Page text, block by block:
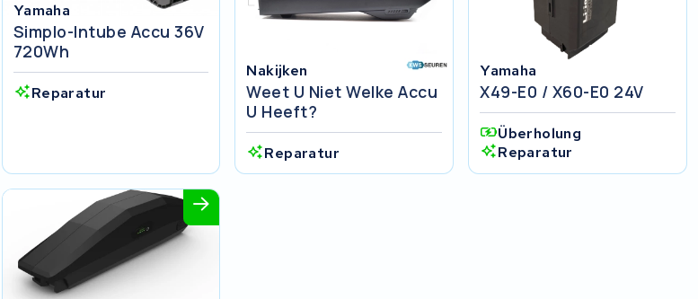
Yamaha
Simplo-Intube Accu 36V
720Wh
Reparatur
Nakijken
Weet U Niet Welke Accu
U Heeft?
Reparatur
Yamaha
X49-E0 / X60-E0 24V
Überholung
Reparatur